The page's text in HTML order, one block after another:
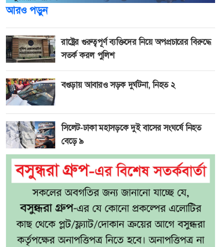
আরও পড়ুন
রাষ্ট্রের গুরুত্বপূর্ণ ব্যক্তিদের নিয়ে অপপ্রচারের বিরুদ্ধে
সতর্ক করল পুলিশ
বগুড়ায় আবারও সড়ক দুর্ঘটনা, নিহত ২
সিলেট-ঢাকা মহাসড়কে দুই বাসের সংঘর্ষে নিহত
বেড়ে ৯